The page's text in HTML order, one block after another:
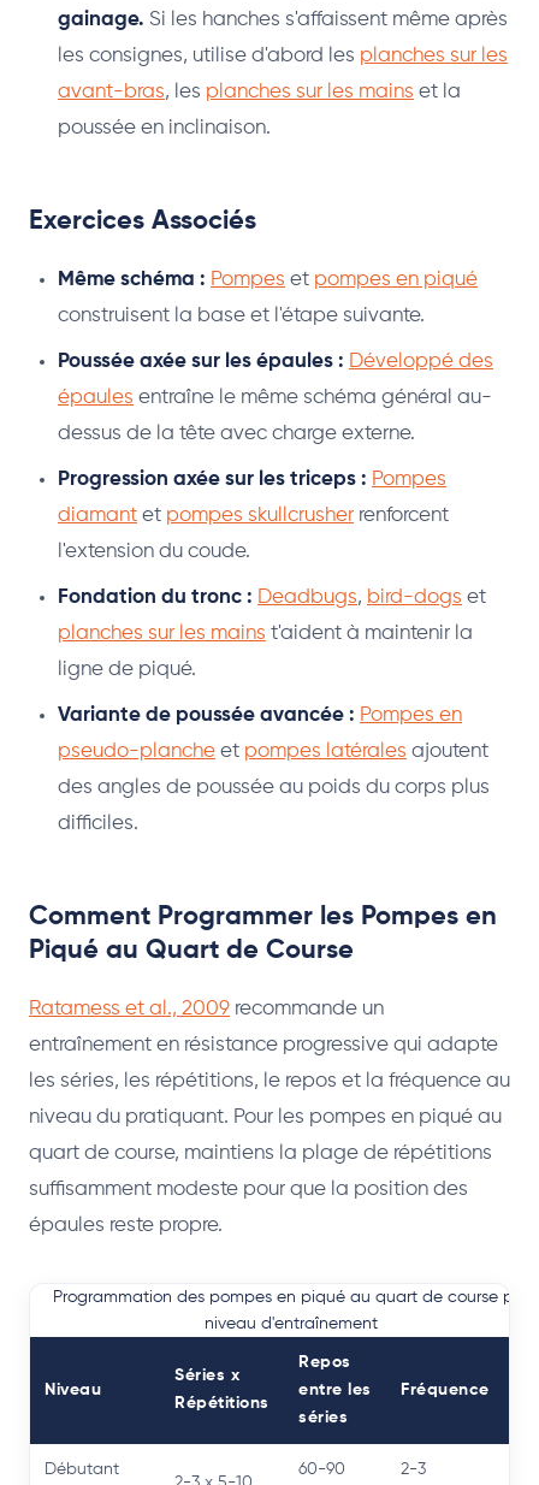
gainage. Si les hanches s'affaissent même après
les consignes, utilise d'abord les planches sur les
avant-bras, les planches sur les mains et la
poussée en inclinaison.
Exercices Associés
Même schéma : Pompes et pompes en piqué
construisent la base et l'étape suivante.
Poussée axée sur les épaules : Développé des
épaules entraîne le même schéma général au-
dessus de la tête avec charge externe.
Progression axée sur les triceps : Pompes
diamant et pompes skullcrusher renforcent
l'extension du coude.
Fondation du tronc : Deadbugs, bird-dogs et
planches sur les mains t'aident à maintenir la
ligne de piqué.
Variante de poussée avancée : Pompes en
pseudo-planche et pompes latérales ajoutent
des angles de poussée au poids du corps plus
difficiles.
Comment Programmer les Pompes en
Piqué au Quart de Course
Ratamess et al., 2009 recommande un
entraînement en résistance progressive qui adapte
les séries, les répétitions, le repos et la fréquence au
niveau du pratiquant. Pour les pompes en piqué au
quart de course, maintiens la plage de répétitions
suffisamment modeste pour que la position des
épaules reste propre.
Programmation des pompes en piqué au quart de course par
niveau d'entraînement
Niveau
Séries x
Répétitions
Repos
entre les
séries
Fréquence
Débutant 60-90 2-3